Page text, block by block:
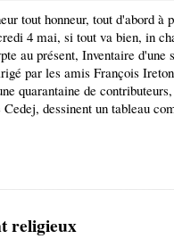
tout honneur, tout d'abord à
4 mai, si tout va bien, in
au présent, Inventaire d'une
par les amis François
quarantaine de
Cedej, dessinent un tableau
religieux